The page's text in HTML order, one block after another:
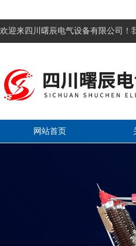
欢迎来四川曙辰电气设备有限公司！
网站首页